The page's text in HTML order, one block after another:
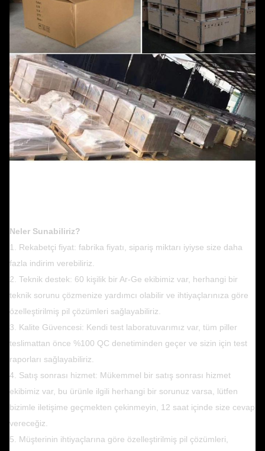
Neler Sunabiliriz?
1. Rekabetçi fiyat: fabrika fiyatı, sipariş miktarı iyiyse size daha
fazla indirim verebiliriz.
2. Teknik destek: 60 kişilik bir Ar-Ge ekibimiz var, herhangi bir
teknik sorunu çözmenize yardımcı olabilir ve ihtiyaçlarınıza göre
özelleştirilmiş pil çözümleri sağlayabiliriz.
3. Kalite Güvencesi: Kendi test laboratuvarımız var, tüm piller
teslimattan önce %100 QC denetiminden geçer ve sizin için test
raporları sağlayabiliriz.
4. Satış sonrası hizmet: Mükemmel bir satış sonrası hizmet
ekibimiz var, bu ürünle ilgili herhangi bir sorunuz varsa, lütfen
bizimle iletişime geçmekten çekinmeyin, 12 saat içinde size cevap
vereceğiz.
5. Müşterinin ihtiyaçlarına göre özelleştirilmiş pil çözümleri,